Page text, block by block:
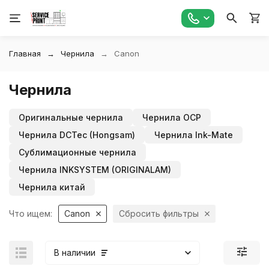
Главная Чернила Canon
Чернила
Оригинальные чернила
Чернила OCP
Чернила DCTec (Hongsam)
Чернила Ink-Mate
Сублимационные чернила
Чернила INKSYSTEM (ORIGINALAM)
Чернила китай
Что ищем: Canon Сбросить фильтры
В наличии